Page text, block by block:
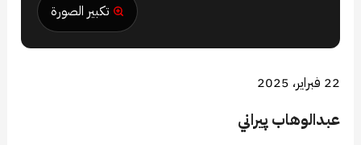
تكبير الصورة
22 فبراير، 2025
عبدالوهاب پيراني